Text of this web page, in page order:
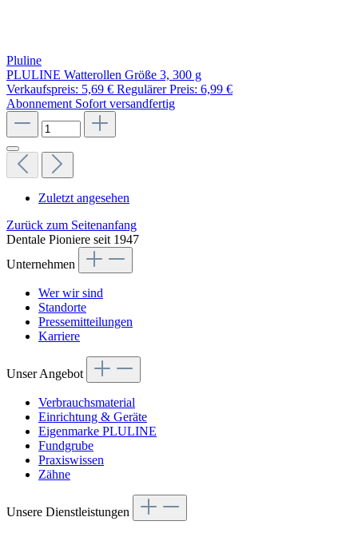
Pluline
PLULINE Watterollen Größe 3, 300 g
Verkaufspreis: 5,69 € Regulärer Preis: 6,99 €
Abonnement Sofort versandfertig
Zuletzt angesehen
Zurück zum Seitenanfang
Dentale Pioniere seit 1947
Unternehmen
Wer wir sind
Standorte
Pressemitteilungen
Karriere
Unser Angebot
Verbrauchsmaterial
Einrichtung & Geräte
Eigenmarke PLULINE
Fundgrube
Praxiswissen
Zähne
Unsere Dienstleistungen